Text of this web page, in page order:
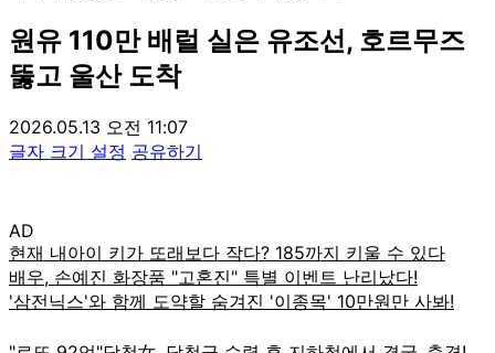
원유 110만 배럴 실은 유조선, 호르무즈
뚫고 울산 도착
2026.05.13 오전 11:07
글자 크기 설정 공유하기
AD